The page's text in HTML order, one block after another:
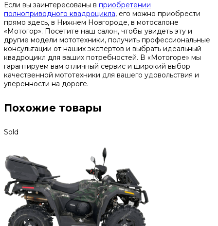
Если вы заинтересованы в приобретении
полноприводного квадроцикла, его можно приобрести
прямо здесь, в Нижнем Новгороде, в мотосалоне
«Мотогор». Посетите наш салон, чтобы увидеть эту и
другие модели мототехники, получить профессиональные
консультации от наших экспертов и выбрать идеальный
квадроцикл для ваших потребностей. В «Мотогоре» мы
гарантируем вам отличный сервис и широкий выбор
качественной мототехники для вашего удовольствия и
уверенности на дороге.
Похожие товары
Sold